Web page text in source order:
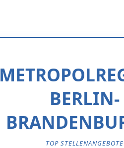
BERLIN-
TOP STELLENANGEBOTE